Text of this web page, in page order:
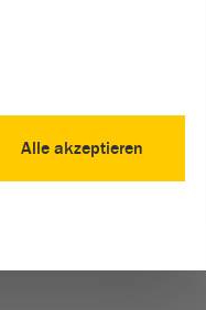
Alle akzeptieren